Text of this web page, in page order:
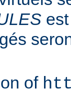
of